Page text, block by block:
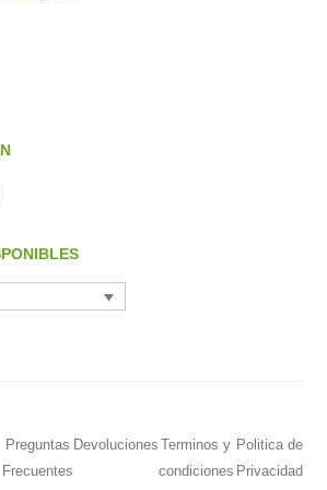
Preguntas
Frecuentes
Devoluciones Terminos y
condiciones
Politica de
Privacidad